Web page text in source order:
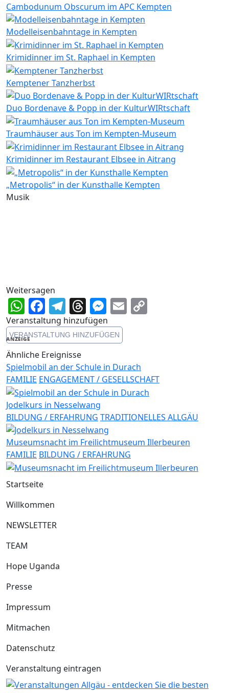
Cambodunum Obscurum im APC Kempten
Modelleisenbahntage in Kempten
Krimidinner im St. Raphael in Kempten
Kemptener Tanzherbst
Duo Bordenave & Popp in der KulturWIRtschaft
Traumhäuser aus Ton im Kempten-Museum
Krimidinner im Restaurant Elbsee in Aitrang
„Metropolis“ in der Kunsthalle Kempten
Musik
Weitersagen
WhatsApp
Facebook
Telegram
Threads
Messenger
Email
Veranstaltung hinzufügen
VERANSTALTUNG HINZUFÜGEN
ANZEIGE
Ähnliche Ereignisse
Spielmobil an der Schule in Durach
FAMILIE ENGAGEMENT / GESELLSCHAFT
Jodelkurs in Nesselwang
BILDUNG / ERFAHRUNG TRADITIONELLES ALLGÄU
Museumsnacht im Freilichtmuseum Illerbeuren
FAMILIE BILDUNG / ERFAHRUNG
Startseite
Willkommen
NEWSLETTER
TEAM
Hope Uganda
Presse
Impressum
Mitmachen
Datenschutz
Veranstaltung eintragen